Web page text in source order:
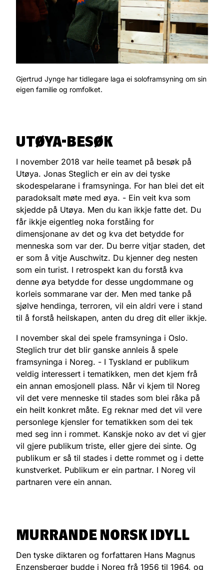
Gjertrud Jynge har tidlegare laga ei soloframsyning om sin
eigen familie og romfolket.
UTØYA-BESØK
I november 2018 var heile teamet på besøk på
Utøya. Jonas Steglich er ein av dei tyske
skodespelarane i framsyninga. For han blei det eit
paradoksalt møte med øya. - Ein veit kva som
skjedde på Utøya. Men du kan ikkje fatte det. Du
får ikkje eigentleg noka forståing for
dimensjonane av det og kva det betydde for
menneska som var der. Du berre vitjar staden, det
er som å vitje Auschwitz. Du kjenner deg nesten
som ein turist. I retrospekt kan du forstå kva
denne øya betydde for desse ungdommane og
korleis sommarane var der. Men med tanke på
sjølve hendinga, terroren, vil ein aldri vere i stand
til å forstå heilskapen, anten du dreg dit eller ikkje.
I november skal dei spele framsyninga i Oslo.
Steglich trur det blir ganske annleis å spele
framsyninga i Noreg. - I Tyskland er publikum
veldig interessert i tematikken, men det kjem frå
ein annan emosjonell plass. Når vi kjem til Noreg
vil det vere menneske til stades som blei råka på
ein heilt konkret måte. Eg reknar med det vil vere
personlege kjensler for tematikken som dei tek
med seg inn i rommet. Kanskje noko av det vi gjer
vil gjere publikum triste, eller gjere dei sinte. Og
publikum er så til stades i dette rommet og i dette
kunstverket. Publikum er ein partnar. I Noreg vil
partnaren vere ein annan.
MURRANDE NORSK IDYLL
Den tyske diktaren og forfattaren Hans Magnus
Enzensberger budde i Noreg frå 1956 til 1964, og